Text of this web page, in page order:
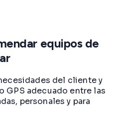
equipos de
del cliente y
adecuado entre las
personales y para